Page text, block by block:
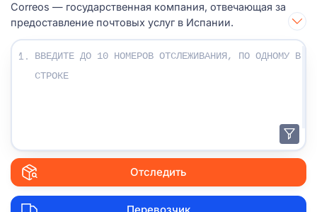
Correos — государственная компания, отвечающая за
предоставление почтовых услуг в Испании.
Введите ваши номера отслеживания:
1.
Отследить